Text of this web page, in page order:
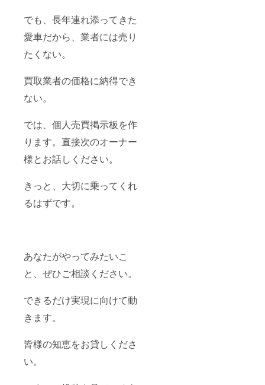
でも、長年連れ添ってきた
愛車だから、業者には売り
たくない。
買取業者の価格に納得でき
ない。
では、個人売買掲示板を作
ります。直接次のオーナー
様とお話しください。
きっと、大切に乗ってくれ
るはずです。
あなたがやってみたいこ
と、ぜひご相談ください。
できるだけ実現に向けて動
きます。
皆様の知恵をお貸しくださ
い。